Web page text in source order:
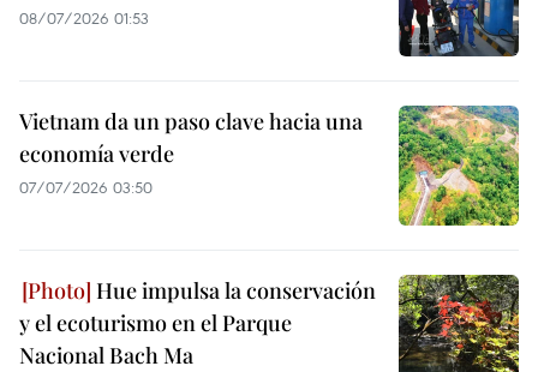
08/07/2026 01:53
Vietnam da un paso clave hacia una
economía verde
07/07/2026 03:50
Hue impulsa la conservación
y el ecoturismo en el Parque
Nacional Bach Ma